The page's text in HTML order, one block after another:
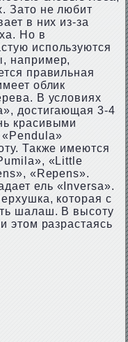
Зато не любит
в них из-за
Но в
используются
например,
правильная
облик
В условиях
достигающая 3-4
красивыми
Также имеются
«Little
«Repens».
ель «Inversa».
которая с
шалаш. В высоту
этом разрастаясь